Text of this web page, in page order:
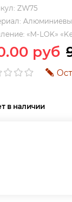
ZW75
«M-LOK»
руб